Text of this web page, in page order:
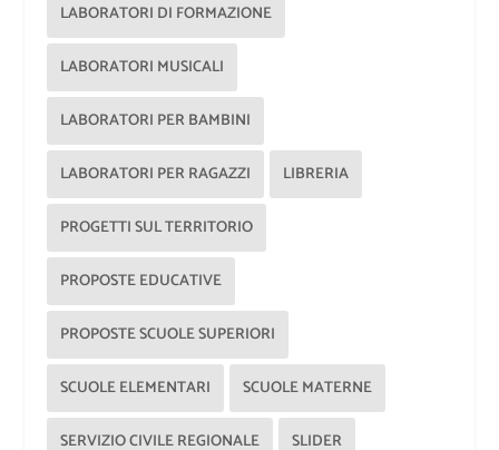
LABORATORI DI FORMAZIONE
LABORATORI MUSICALI
LABORATORI PER BAMBINI
LABORATORI PER RAGAZZI LIBRERIA
PROGETTI SUL TERRITORIO
PROPOSTE EDUCATIVE
PROPOSTE SCUOLE SUPERIORI
SCUOLE ELEMENTARI SCUOLE MATERNE
SERVIZIO CIVILE REGIONALE SLIDER